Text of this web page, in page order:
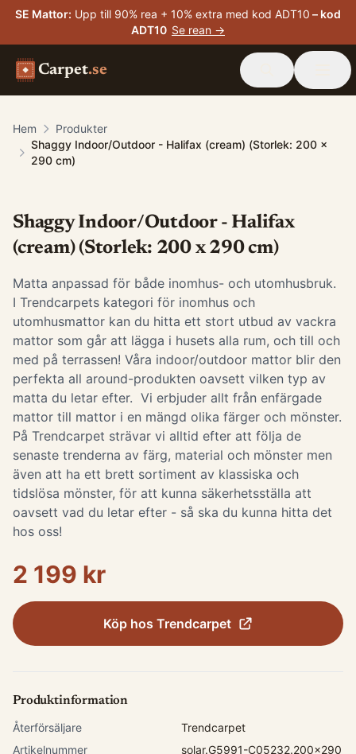
SE Mattor: Upp till 90% rea + 10% extra med kod ADT10 – kod
ADT10 Se rean →
Carpet.se
Hem
Produkter
Shaggy Indoor/Outdoor - Halifax (cream) (Storlek: 200 x
290 cm)
Shaggy Indoor/Outdoor - Halifax
(cream) (Storlek: 200 x 290 cm)
Matta anpassad för både inomhus- och utomhusbruk.
I Trendcarpets kategori för inomhus och
utomhusmattor kan du hitta ett stort utbud av vackra
mattor som går att lägga i husets alla rum, och till och
med på terrassen! Våra indoor/outdoor mattor blir den
perfekta all around-produkten oavsett vilken typ av
matta du letar efter. Vi erbjuder allt från enfärgade
mattor till mattor i en mängd olika färger och mönster.
På Trendcarpet strävar vi alltid efter att följa de
senaste trenderna av färg, material och mönster men
även att ha ett brett sortiment av klassiska och
tidslösa mönster, för att kunna säkerhetsställa att
oavsett vad du letar efter - så ska du kunna hitta det
hos oss!
2 199 kr
Köp hos Trendcarpet
Produktinformation
Återförsäljare
Trendcarpet
Artikelnummer
solar.G5991-C05232.200x290